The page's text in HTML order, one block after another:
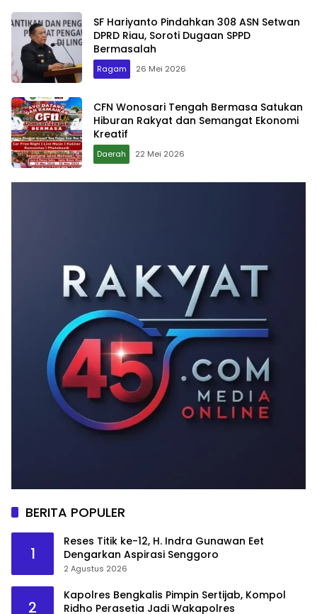
SF Hariyanto Pindahkan 308 ASN Setwan
DPRD Riau, Soroti Dugaan SPPD
Bermasalah
Ragam 26 Mei 2026
CFN Wonosari Tengah Bermasa Satukan
Hiburan Rakyat dan Semangat Ekonomi
Kreatif
Daerah 22 Mei 2026
BERITA POPULER
1
Reses Titik ke-12, H. Indra Gunawan Eet
Dengarkan Aspirasi Senggoro
2 Agustus 2026
2
Kapolres Bengkalis Pimpin Sertijab, Kompol
Ridho Perasetia Jadi Wakapolres